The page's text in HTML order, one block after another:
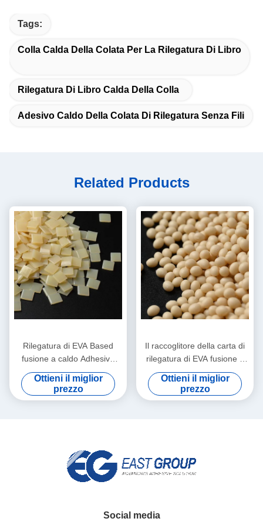
Tags:
Colla Calda Della Colata Per La Rilegatura Di Libro
Rilegatura Di Libro Calda Della Colla
Adesivo Caldo Della Colata Di Rilegatura Senza Fili
Related Products
Rilegatura di EVA Based
fusione a caldo Adhesive
EVA fusione a caldo colla
For del granello
Ottieni il miglior
prezzo
Il raccoglitore della carta di
rilegatura di EVA fusione a
caldo Adhesive For incolla
25 chilogrammi
Ottieni il miglior
prezzo
Social media